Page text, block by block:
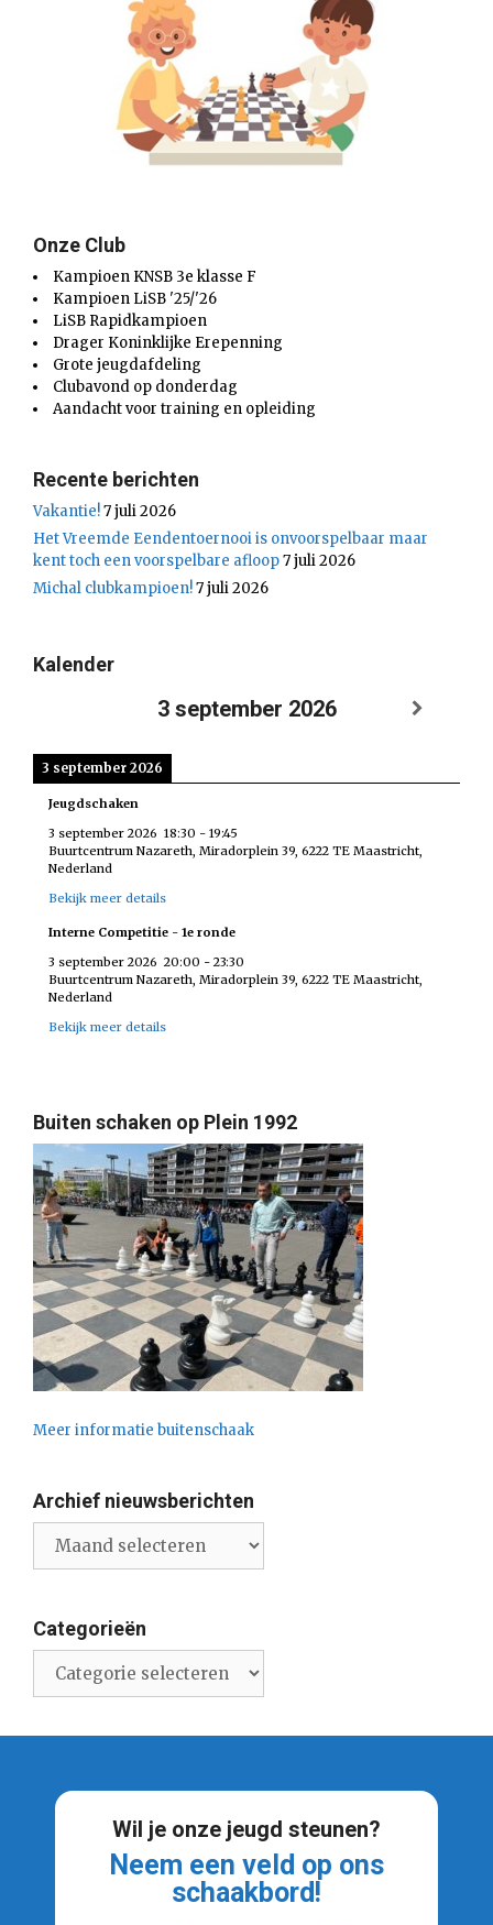
Onze Club
Kampioen KNSB 3e klasse F
Kampioen LiSB '25/'26
LiSB Rapidkampioen
Drager Koninklijke Erepenning
Grote jeugdafdeling
Clubavond op donderdag
Aandacht voor training en opleiding
Recente berichten
Vakantie!7 juli 2026
Het Vreemde Eendentoernooi is onvoorspelbaar maar
kent toch een voorspelbare afloop7 juli 2026
Michal clubkampioen!7 juli 2026
Kalender
3 september 2026
3 september 2026
Jeugdschaken
3 september 2026 18:30 - 19:45
Buurtcentrum Nazareth, Miradorplein 39, 6222 TE Maastricht,
Nederland
Bekijk meer details
Interne Competitie - 1e ronde
3 september 2026 20:00 - 23:30
Buurtcentrum Nazareth, Miradorplein 39, 6222 TE Maastricht,
Nederland
Bekijk meer details
Buiten schaken op Plein 1992
Meer informatie buitenschaak
Archief nieuwsberichten
nieuwsberichten
Categorieën
Wil je onze jeugd steunen?
Neem een veld op ons
schaakbord!